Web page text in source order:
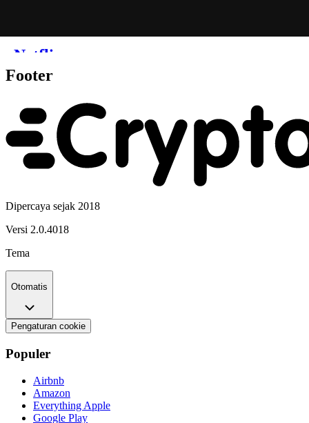
Footer
Dipercaya sejak 2018
Versi 2.0.4018
Tema
Otomatis
Pengaturan cookie
Populer
Airbnb
Amazon
Everything Apple
Google Play